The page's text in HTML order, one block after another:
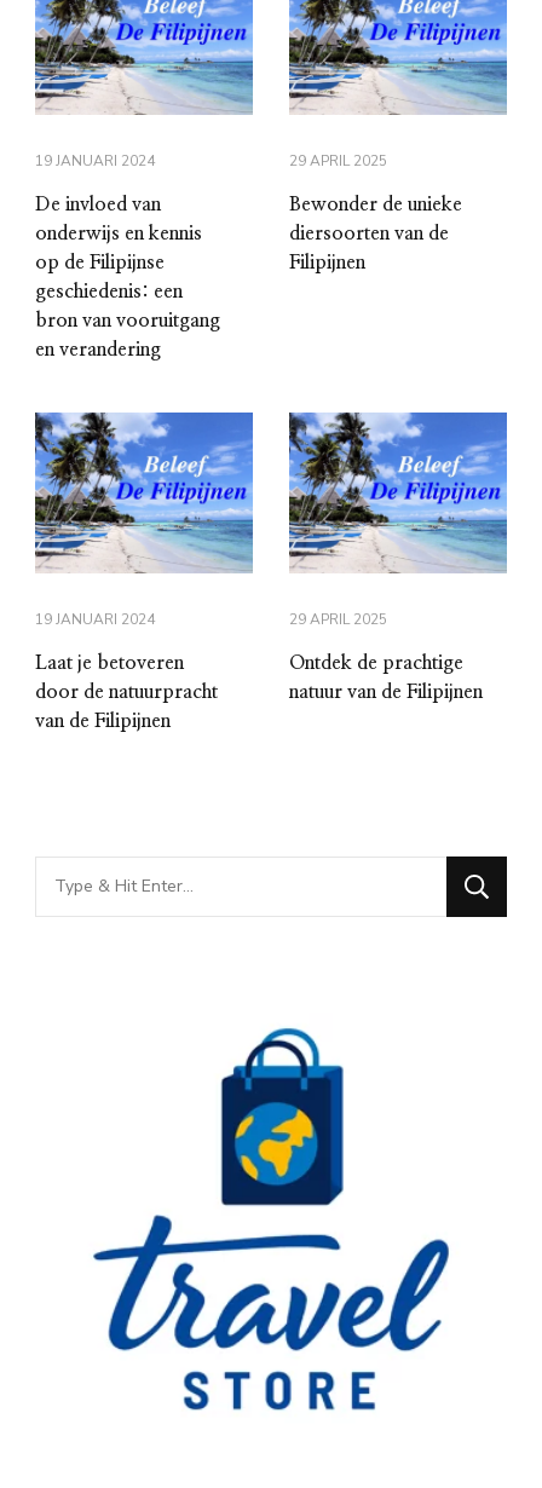
19 JANUARI 2024
De invloed van
onderwijs en kennis
op de Filipijnse
geschiedenis: een
bron van vooruitgang
en verandering
29 APRIL 2025
Bewonder de unieke
diersoorten van de
Filipijnen
19 JANUARI 2024
Laat je betoveren
door de natuurpracht
van de Filipijnen
29 APRIL 2025
Ontdek de prachtige
natuur van de Filipijnen
Looking
for